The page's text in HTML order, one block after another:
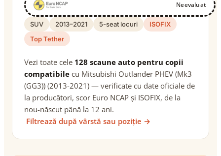
Neevaluat
SUV 2013–2021 5-seat locuri
ISOFIX
Top Tether
Vezi toate cele 128 scaune auto pentru copii
compatibile cu Mitsubishi Outlander PHEV (Mk3
(GG3)) (2013-2021) — verificate cu date oficiale de
la producători, scor Euro NCAP și ISOFIX, de la
nou-născut până la 12 ani.
Filtrează după vârstă sau poziție →